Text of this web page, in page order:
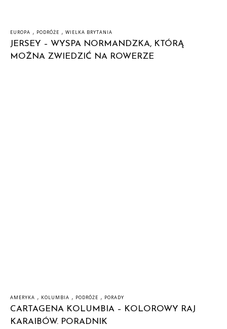
EUROPA , PODRÓŻE , WIELKA BRYTANIA
JERSEY – WYSPA NORMANDZKA, KTÓRĄ
MOŻNA ZWIEDZIĆ NA ROWERZE
AMERYKA , KOLUMBIA , PODRÓŻE , PORADY
CARTAGENA KOLUMBIA – KOLOROWY RAJ
KARAIBÓW. PORADNIK